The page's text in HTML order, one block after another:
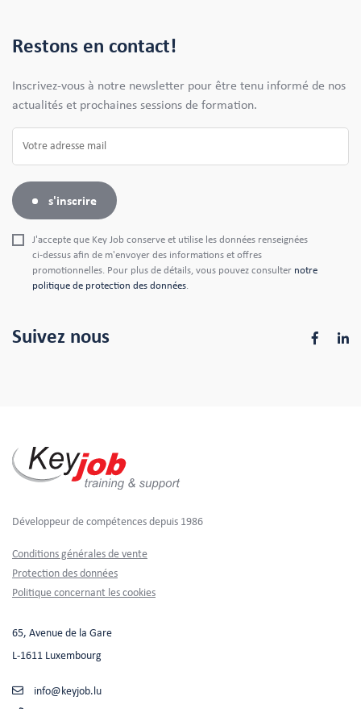
Restons en contact!
Inscrivez-vous à notre newsletter pour être tenu informé de nos
actualités et prochaines sessions de formation.
s'inscrire
J'accepte que Key Job conserve et utilise les données renseignées
ci-dessus afin de m'envoyer des informations et offres
promotionnelles. Pour plus de détails, vous pouvez consulter notre
politique de protection des données.
Suivez nous
Développeur de compétences depuis 1986
Footer
Conditions générales de vente
Protection des données
Politique concernant les cookies
65, Avenue de la Gare
L-1611 Luxembourg
info@keyjob.lu